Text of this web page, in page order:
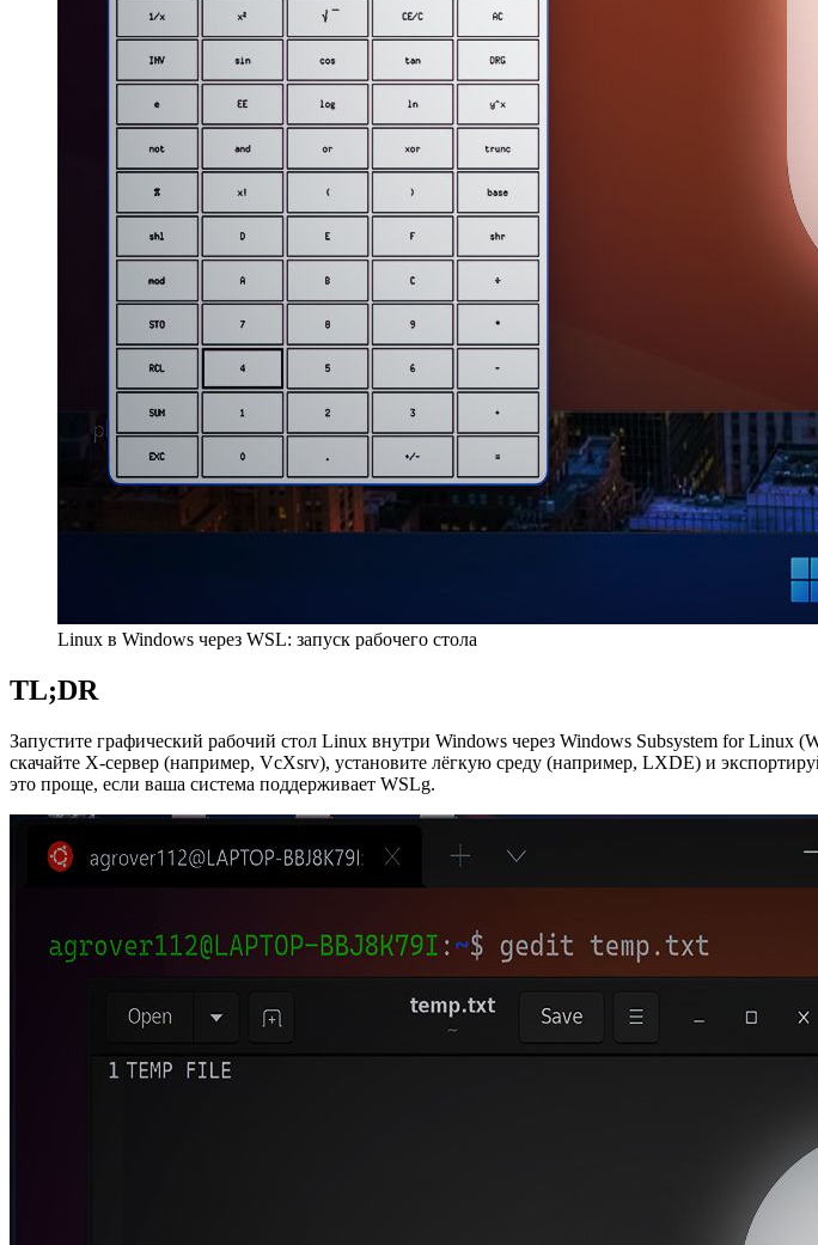
Linux в Windows через WSL: запуск рабочего стола
TL;DR
Запустите графический рабочий стол Linux внутри Windows через Windows Subsystem for Linux
скачайте X‑сервер (например, VcXsrv), установите лёгкую среду (например, LXDE) и
это проще, если ваша система поддерживает WSLg.